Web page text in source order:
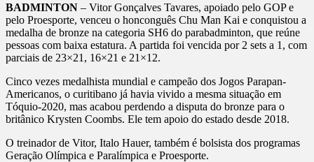
BADMINTON – Vitor Gonçalves Tavares, apoiado pelo GOP e
pelo Proesporte, venceu o honconguês Chu Man Kai e conquistou a
medalha de bronze na categoria SH6 do parabadminton, que reúne
pessoas com baixa estatura. A partida foi vencida por 2 sets a 1, com
parciais de 23×21, 16×21 e 21×12.
Cinco vezes medalhista mundial e campeão dos Jogos Parapan-
Americanos, o curitibano já havia vivido a mesma situação em
Tóquio-2020, mas acabou perdendo a disputa do bronze para o
britânico Krysten Coombs. Ele tem apoio do estado desde 2018.
O treinador de Vitor, Italo Hauer, também é bolsista dos programas
Geração Olímpica e Paralímpica e Proesporte.